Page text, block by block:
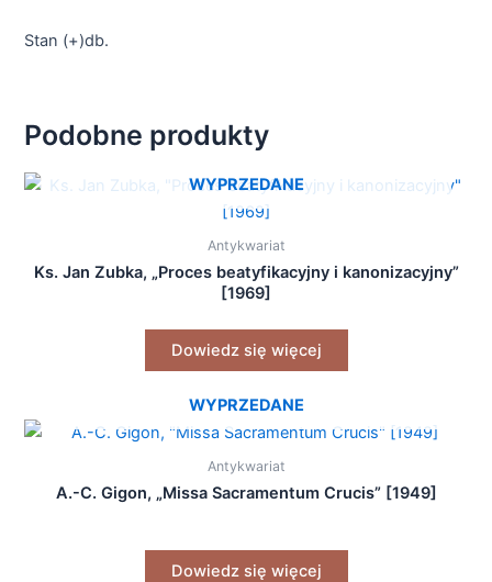
Stan (+)db.
Podobne produkty
WYPRZEDANE
Antykwariat
Ks. Jan Zubka, „Proces beatyfikacyjny i kanonizacyjny”
[1969]
Dowiedz się więcej
WYPRZEDANE
Antykwariat
A.-C. Gigon, „Missa Sacramentum Crucis” [1949]
Dowiedz się więcej